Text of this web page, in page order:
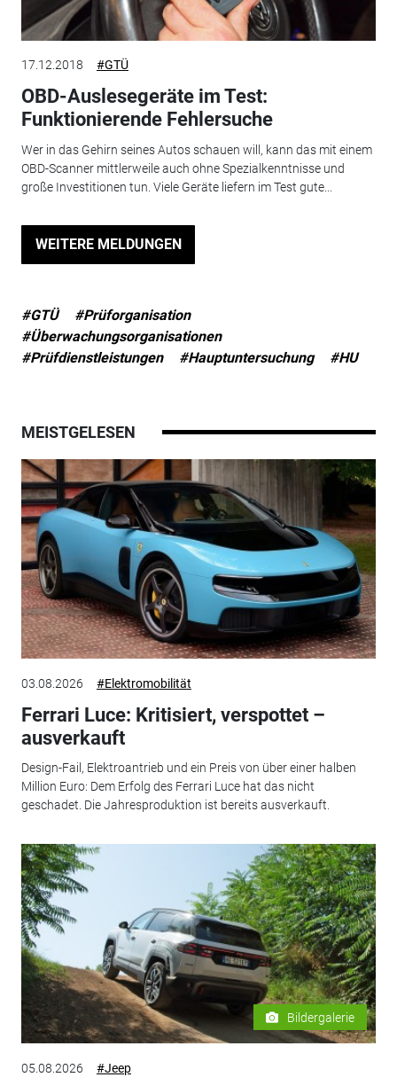
17.12.2018 #GTÜ
OBD-Auslesegeräte im Test:
Funktionierende Fehlersuche
Wer in das Gehirn seines Autos schauen will, kann das mit einem
OBD-Scanner mittlerweile auch ohne Spezialkenntnisse und
große Investitionen tun. Viele Geräte liefern im Test gute...
WEITERE MELDUNGEN
#GTÜ
#Prüforganisation
#Überwachungsorganisationen
#Prüfdienstleistungen
#Hauptuntersuchung #HU
MEISTGELESEN
03.08.2026 #Elektromobilität
Ferrari Luce: Kritisiert, verspottet –
ausverkauft
Design-Fail, Elektroantrieb und ein Preis von über einer halben
Million Euro: Dem Erfolg des Ferrari Luce hat das nicht
geschadet. Die Jahresproduktion ist bereits ausverkauft.
Bildergalerie
05.08.2026 #Jeep